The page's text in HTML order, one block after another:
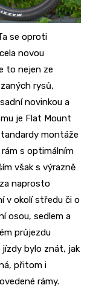
se oproti
novou
to nejen ze
rysů,
novinkou a
je Flat Mount
montáže
s optimálním
však s výrazně
naprosto
v okolí středu či o
osou, sedlem a
průjezdu
jízdy bylo znát, jak
přitom i
rámy.